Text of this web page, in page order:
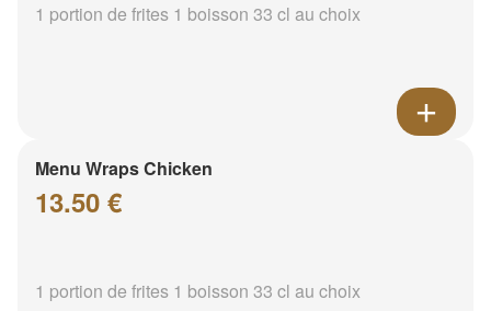
1 portion de frites 1 boisson 33 cl au choix
Menu Wraps Chicken
13.50 €
1 portion de frites 1 boisson 33 cl au choix